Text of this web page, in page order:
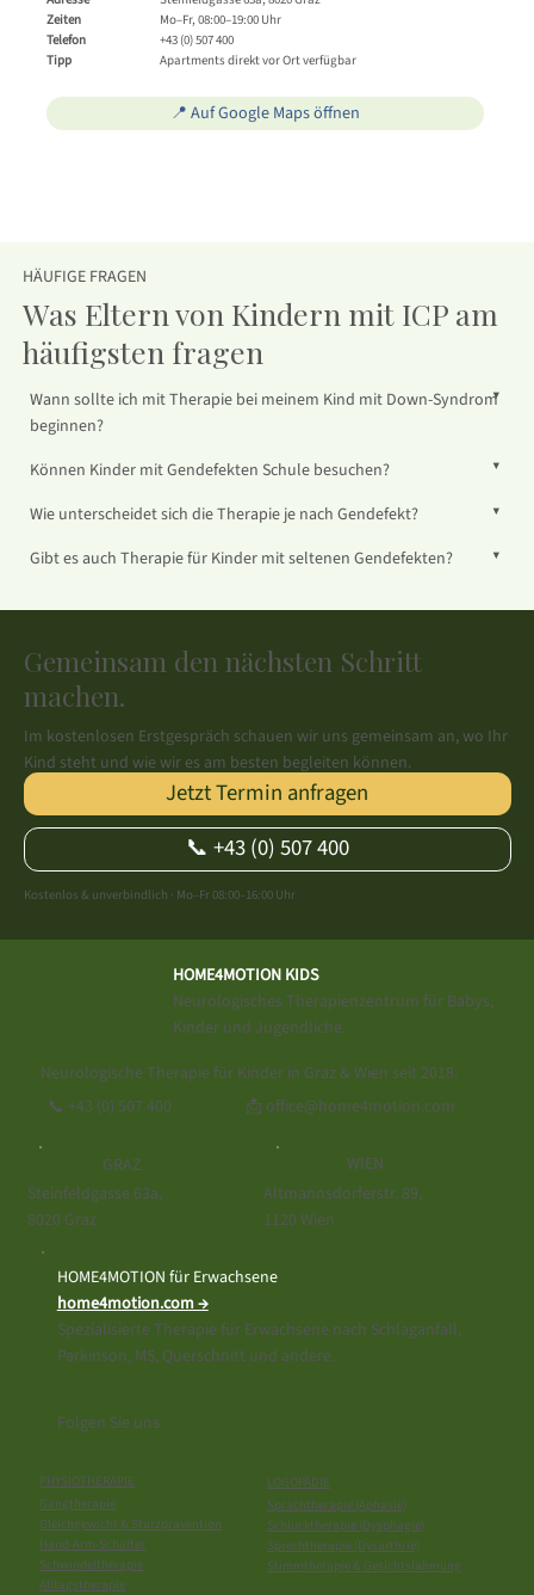
Zeiten
Telefon
Tipp
Mo–Fr, 08:00–19:00 Uhr
+43 (0) 507 400
Apartments direkt vor Ort verfügbar
📍 Auf Google Maps öffnen
HÄUFIGE FRAGEN
Was Eltern von Kindern mit ICP am
häufigsten fragen
▼
Wann sollte ich mit Therapie bei meinem Kind mit Down-Syndrom
beginnen?
▼
Können Kinder mit Gendefekten Schule besuchen?
▼
Wie unterscheidet sich die Therapie je nach Gendefekt?
▼
Gibt es auch Therapie für Kinder mit seltenen Gendefekten?
Gemeinsam den nächsten Schritt
machen.
Im kostenlosen Erstgespräch schauen wir uns gemeinsam an, wo Ihr
Kind steht und wie wir es am besten begleiten können.
Jetzt Termin anfragen
📞 +43 (0) 507 400
Kostenlos & unverbindlich · Mo–Fr 08:00–16:00 Uhr
PHYSIOTHERAPIE
Gangtherapie
Gleichgewicht & Sturzpravention
Hand-Arm-Schulter
Schwindeltherapie
Alltagstherapie
LOGOPÄDIE
Sprachtherapie (Aphasie)
Schlucktherapie (Dysphagie)
Sprechtherapie (Dysarthrie)
Stimmtherapie & Gesichtslahmung
HOME4MOTION KIDS
Neurologisches Therapienzentrum für Babys,
Kinder und Jugendliche.
Neurologische Therapie für Kinder in Graz & Wien seit 2018.
📞 +43 (0) 507 400 📩 office@home4motion.com
GRAZ
Steinfeldgasse 63a,
8020 Graz
WIEN
Altmannsdorferstr. 89,
1120 Wien
HOME4MOTION für Erwachsene
home4motion.com →
Spezialisierte Therapie für Erwachsene nach Schlaganfall,
Parkinson, MS, Querschnitt und andere.
Folgen Sie uns